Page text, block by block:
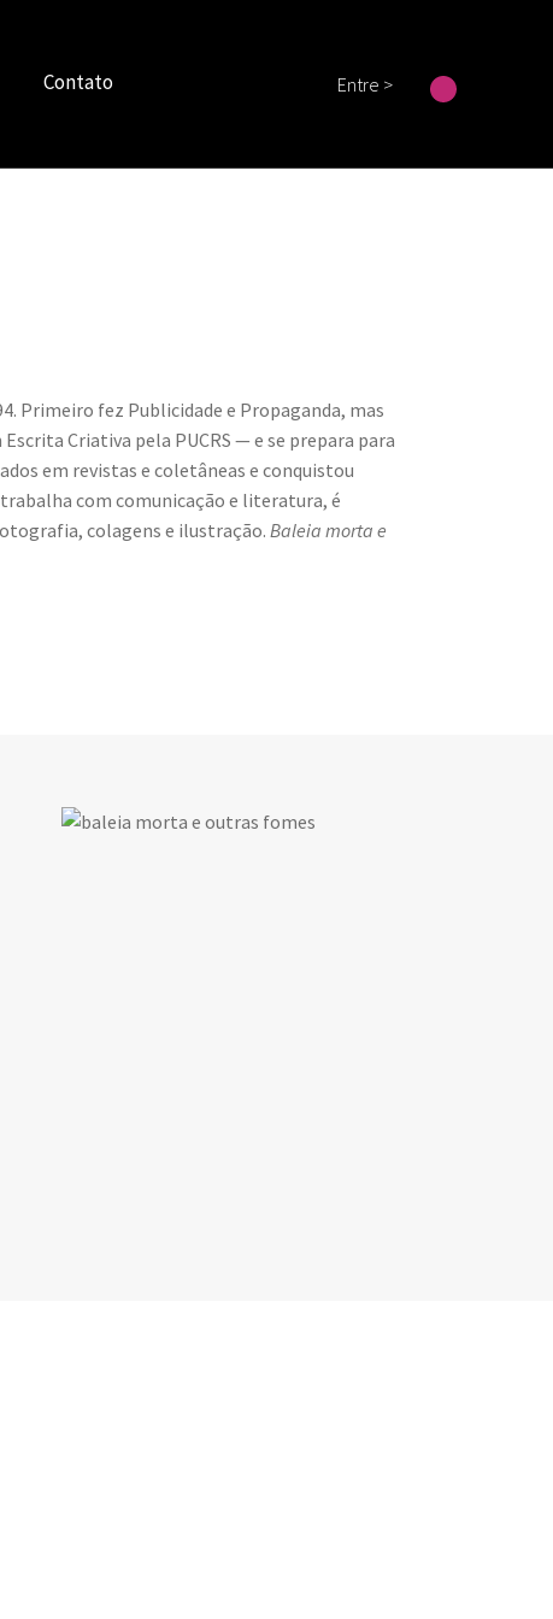
Contato Entre >
Primeiro fez Publicidade e Propaganda, mas
Criativa pela PUCRS — e se prepara para
em revistas e coletâneas e conquistou
com comunicação e literatura, é
colagens e ilustração. Baleia morta e